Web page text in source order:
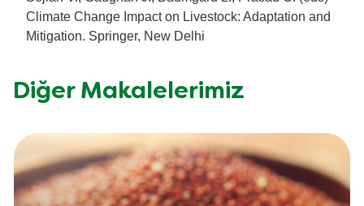
Climate Change Impact on Livestock: Adaptation and
Mitigation. Springer, New Delhi
Diğer Makalelerimiz